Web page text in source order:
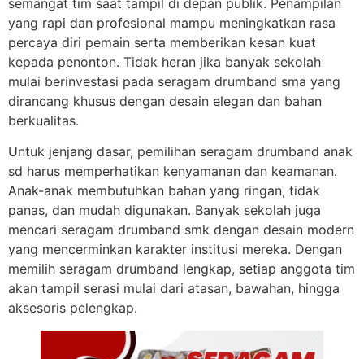
semangat tim saat tampil di depan publik. Penampilan
yang rapi dan profesional mampu meningkatkan rasa
percaya diri pemain serta memberikan kesan kuat
kepada penonton. Tidak heran jika banyak sekolah
mulai berinvestasi pada seragam drumband sma yang
dirancang khusus dengan desain elegan dan bahan
berkualitas.
Untuk jenjang dasar, pemilihan seragam drumband anak
sd harus memperhatikan kenyamanan dan keamanan.
Anak-anak membutuhkan bahan yang ringan, tidak
panas, dan mudah digunakan. Banyak sekolah juga
mencari seragam drumband smk dengan desain modern
yang mencerminkan karakter institusi mereka. Dengan
memilih seragam drumband lengkap, setiap anggota tim
akan tampil serasi mulai dari atasan, bawahan, hingga
aksesoris pelengkap.